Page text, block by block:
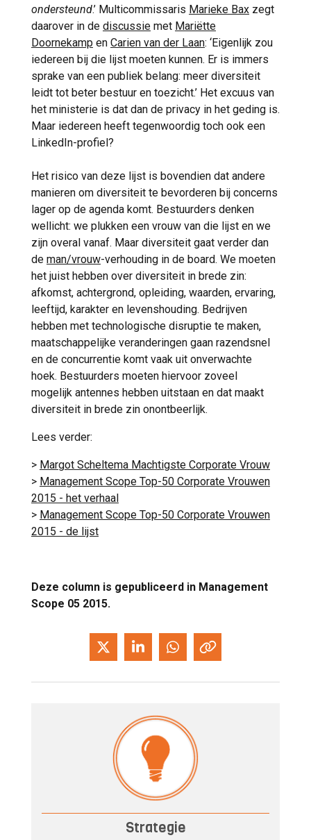
ondersteund.’ Multicommissaris Marieke Bax zegt
daarover in de discussie met Mariëtte
Doornekamp en Carien van der Laan: ‘Eigenlijk zou
iedereen bij die lijst moeten kunnen. Er is immers
sprake van een publiek belang: meer diversiteit
leidt tot beter bestuur en toezicht.’ Het excuus van
het ministerie is dat dan de privacy in het geding is.
Maar iedereen heeft tegenwoordig toch ook een
LinkedIn-profiel?
Het risico van deze lijst is bovendien dat andere
manieren om diversiteit te bevorderen bij concerns
lager op de agenda komt. Bestuurders denken
wellicht: we plukken een vrouw van die lijst en we
zijn overal vanaf. Maar diversiteit gaat verder dan
de man/vrouw-verhouding in de board. We moeten
het juist hebben over diversiteit in brede zin:
afkomst, achtergrond, opleiding, waarden, ervaring,
leeftijd, karakter en levenshouding. Bedrijven
hebben met technologische disruptie te maken,
maatschappelijke veranderingen gaan razendsnel
en de concurrentie komt vaak uit onverwachte
hoek. Bestuurders moeten hiervoor zoveel
mogelijk antennes hebben uitstaan en dat maakt
diversiteit in brede zin onontbeerlijk.
Lees verder:
> Margot Scheltema Machtigste Corporate Vrouw
> Management Scope Top-50 Corporate Vrouwen
2015 - het verhaal
> Management Scope Top-50 Corporate Vrouwen
2015 - de lijst
Deze column is gepubliceerd in Management
Scope 05 2015.
Strategie